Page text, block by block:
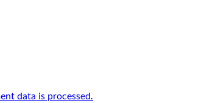
data is processed.